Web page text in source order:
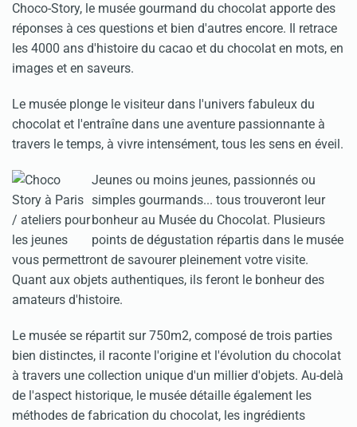
Choco-Story, le musée gourmand du chocolat apporte des
réponses à ces questions et bien d'autres encore. Il retrace
les 4000 ans d'histoire du cacao et du chocolat en mots, en
images et en saveurs.
Le musée plonge le visiteur dans l'univers fabuleux du
chocolat et l'entraîne dans une aventure passionnante à
travers le temps, à vivre intensément, tous les sens en éveil.
Jeunes ou moins jeunes, passionnés ou
simples gourmands... tous trouveront leur
bonheur au Musée du Chocolat. Plusieurs
points de dégustation répartis dans le musée
vous permettront de savourer pleinement votre visite.
Quant aux objets authentiques, ils feront le bonheur des
amateurs d'histoire.
Le musée se répartit sur 750m2, composé de trois parties
bien distinctes, il raconte l'origine et l'évolution du chocolat
à travers une collection unique d'un millier d'objets. Au-delà
de l'aspect historique, le musée détaille également les
méthodes de fabrication du chocolat, les ingrédients